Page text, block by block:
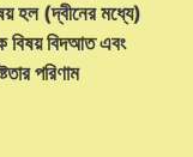
হল (দ্বীনের মধ্যে)
বিষয় বিদআত এবং
পরিণাম